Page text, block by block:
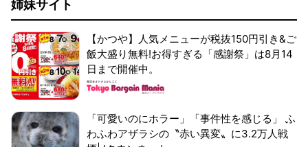
姉妹サイト
【かつや】人気メニューが税抜150円引き&ご
飯大盛り無料!お得すぎる「感謝祭」は8月14
日まで開催中。
「可愛いのにホラー」「事件性を感じる」 ふ
わふわアザラシの〝赤い異変〟に3.2万人戦